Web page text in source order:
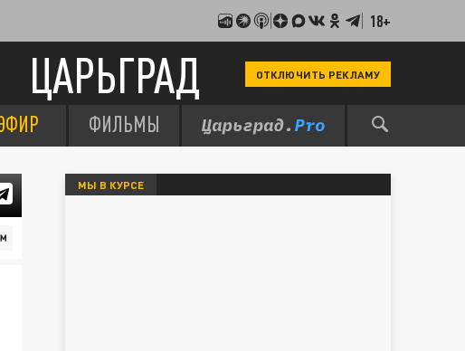
18+
ЦАРЬГРАД ОТКЛЮЧИТЬ РЕКЛАМУ
ФИЛЬМЫ
МЫ В КУРСЕ